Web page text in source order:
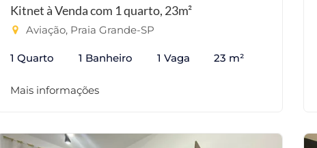
Kitnet à Venda com 1 quarto, 23m²
Aviação, Praia Grande-SP
1 Quarto 1 Banheiro 1 Vaga 23 m²
Mais informações